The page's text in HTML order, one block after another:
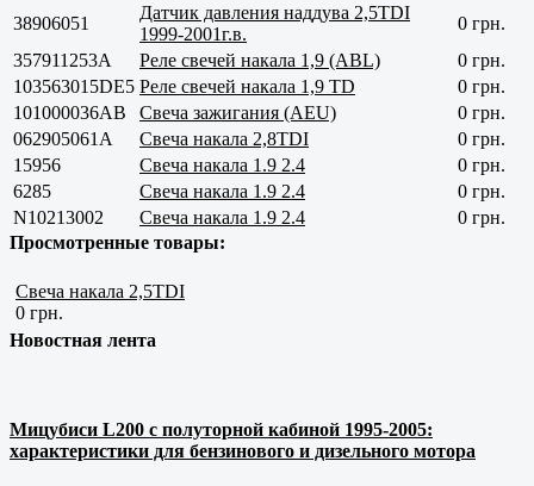
38906051
Датчик давления наддува 2,5TDI
1999-2001г.в.
0 грн.
357911253A
Реле свечей накала 1,9 (ABL)
0 грн.
103563015DE5 Реле свечей накала 1,9 TD
0 грн.
101000036AB
Свеча зажигания (AEU)
0 грн.
062905061A
Свеча накала 2,8TDI
0 грн.
15956
Свеча накала 1.9 2.4
0 грн.
6285
Свеча накала 1.9 2.4
0 грн.
N10213002
Свеча накала 1.9 2.4
0 грн.
Просмотренные товары:
Свеча накала 2,5TDI
0 грн.
Новостная лента
Мицубиси L200 с полуторной кабиной 1995-2005:
характеристики для бензинового и дизельного мотора